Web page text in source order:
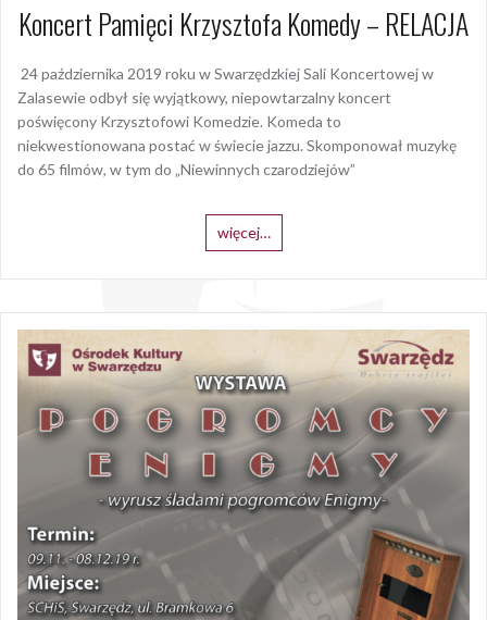
Koncert Pamięci Krzysztofa Komedy – RELACJA
24 października 2019 roku w Swarzędzkiej Sali Koncertowej w
Zalasewie odbył się wyjątkowy, niepowtarzalny koncert
poświęcony Krzysztofowi Komedzie. Komeda to
niekwestionowana postać w świecie jazzu. Skomponował muzykę
do 65 filmów, w tym do „Niewinnych czarodziejów”
więcej…